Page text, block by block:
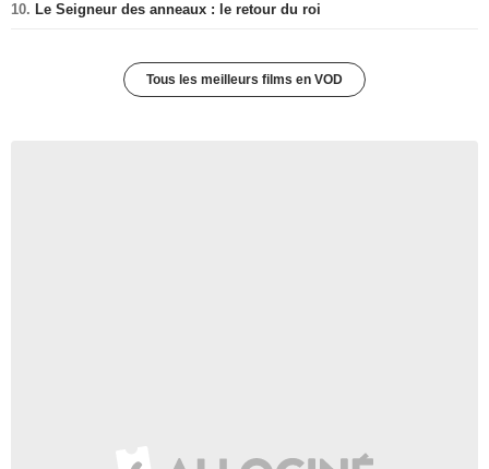
10. Le Seigneur des anneaux : le retour du roi
Tous les meilleurs films en VOD